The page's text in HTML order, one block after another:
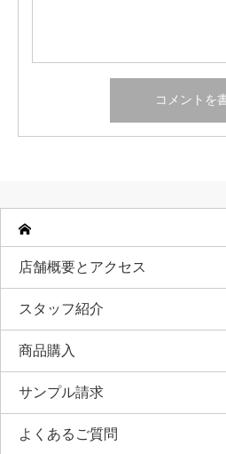
店舗概要とアクセス
スタッフ紹介
商品購入
サンプル請求
よくあるご質問